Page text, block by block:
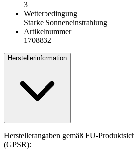
3
Wetterbedingung
Starke Sonneneinstrahlung
Artikelnummer
1708832
Herstellerinformation
Herstellerangaben gemäß EU-
(GPSR):